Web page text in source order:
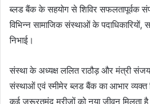
ब्लड बैंक के सहयोग से शिविर सफलतापूर्वक
विभिन्न सामाजिक संस्थाओं के पदाधिकारियों,
निभाई।
संस्था के अध्यक्ष ललित राठौड़ और मंत्री
संस्थाओं एवं स्मीमेर ब्लड बैंक का आभार व्यक्त
कई जरूरतमंद मरीजों को नया जीवन मिलता